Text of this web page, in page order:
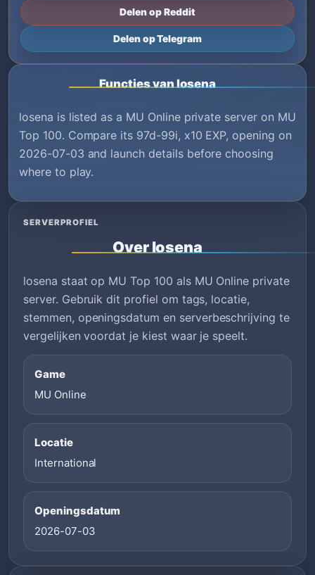
Delen op Reddit
Delen op Telegram
Functies van losena
losena is listed as a MU Online private server on MU
Top 100. Compare its 97d-99i, x10 EXP, opening on
2026-07-03 and launch details before choosing
where to play.
SERVERPROFIEL
Over losena
losena staat op MU Top 100 als MU Online private
server. Gebruik dit profiel om tags, locatie,
stemmen, openingsdatum en serverbeschrijving te
vergelijken voordat je kiest waar je speelt.
Game
MU Online
Locatie
International
Openingsdatum
2026-07-03